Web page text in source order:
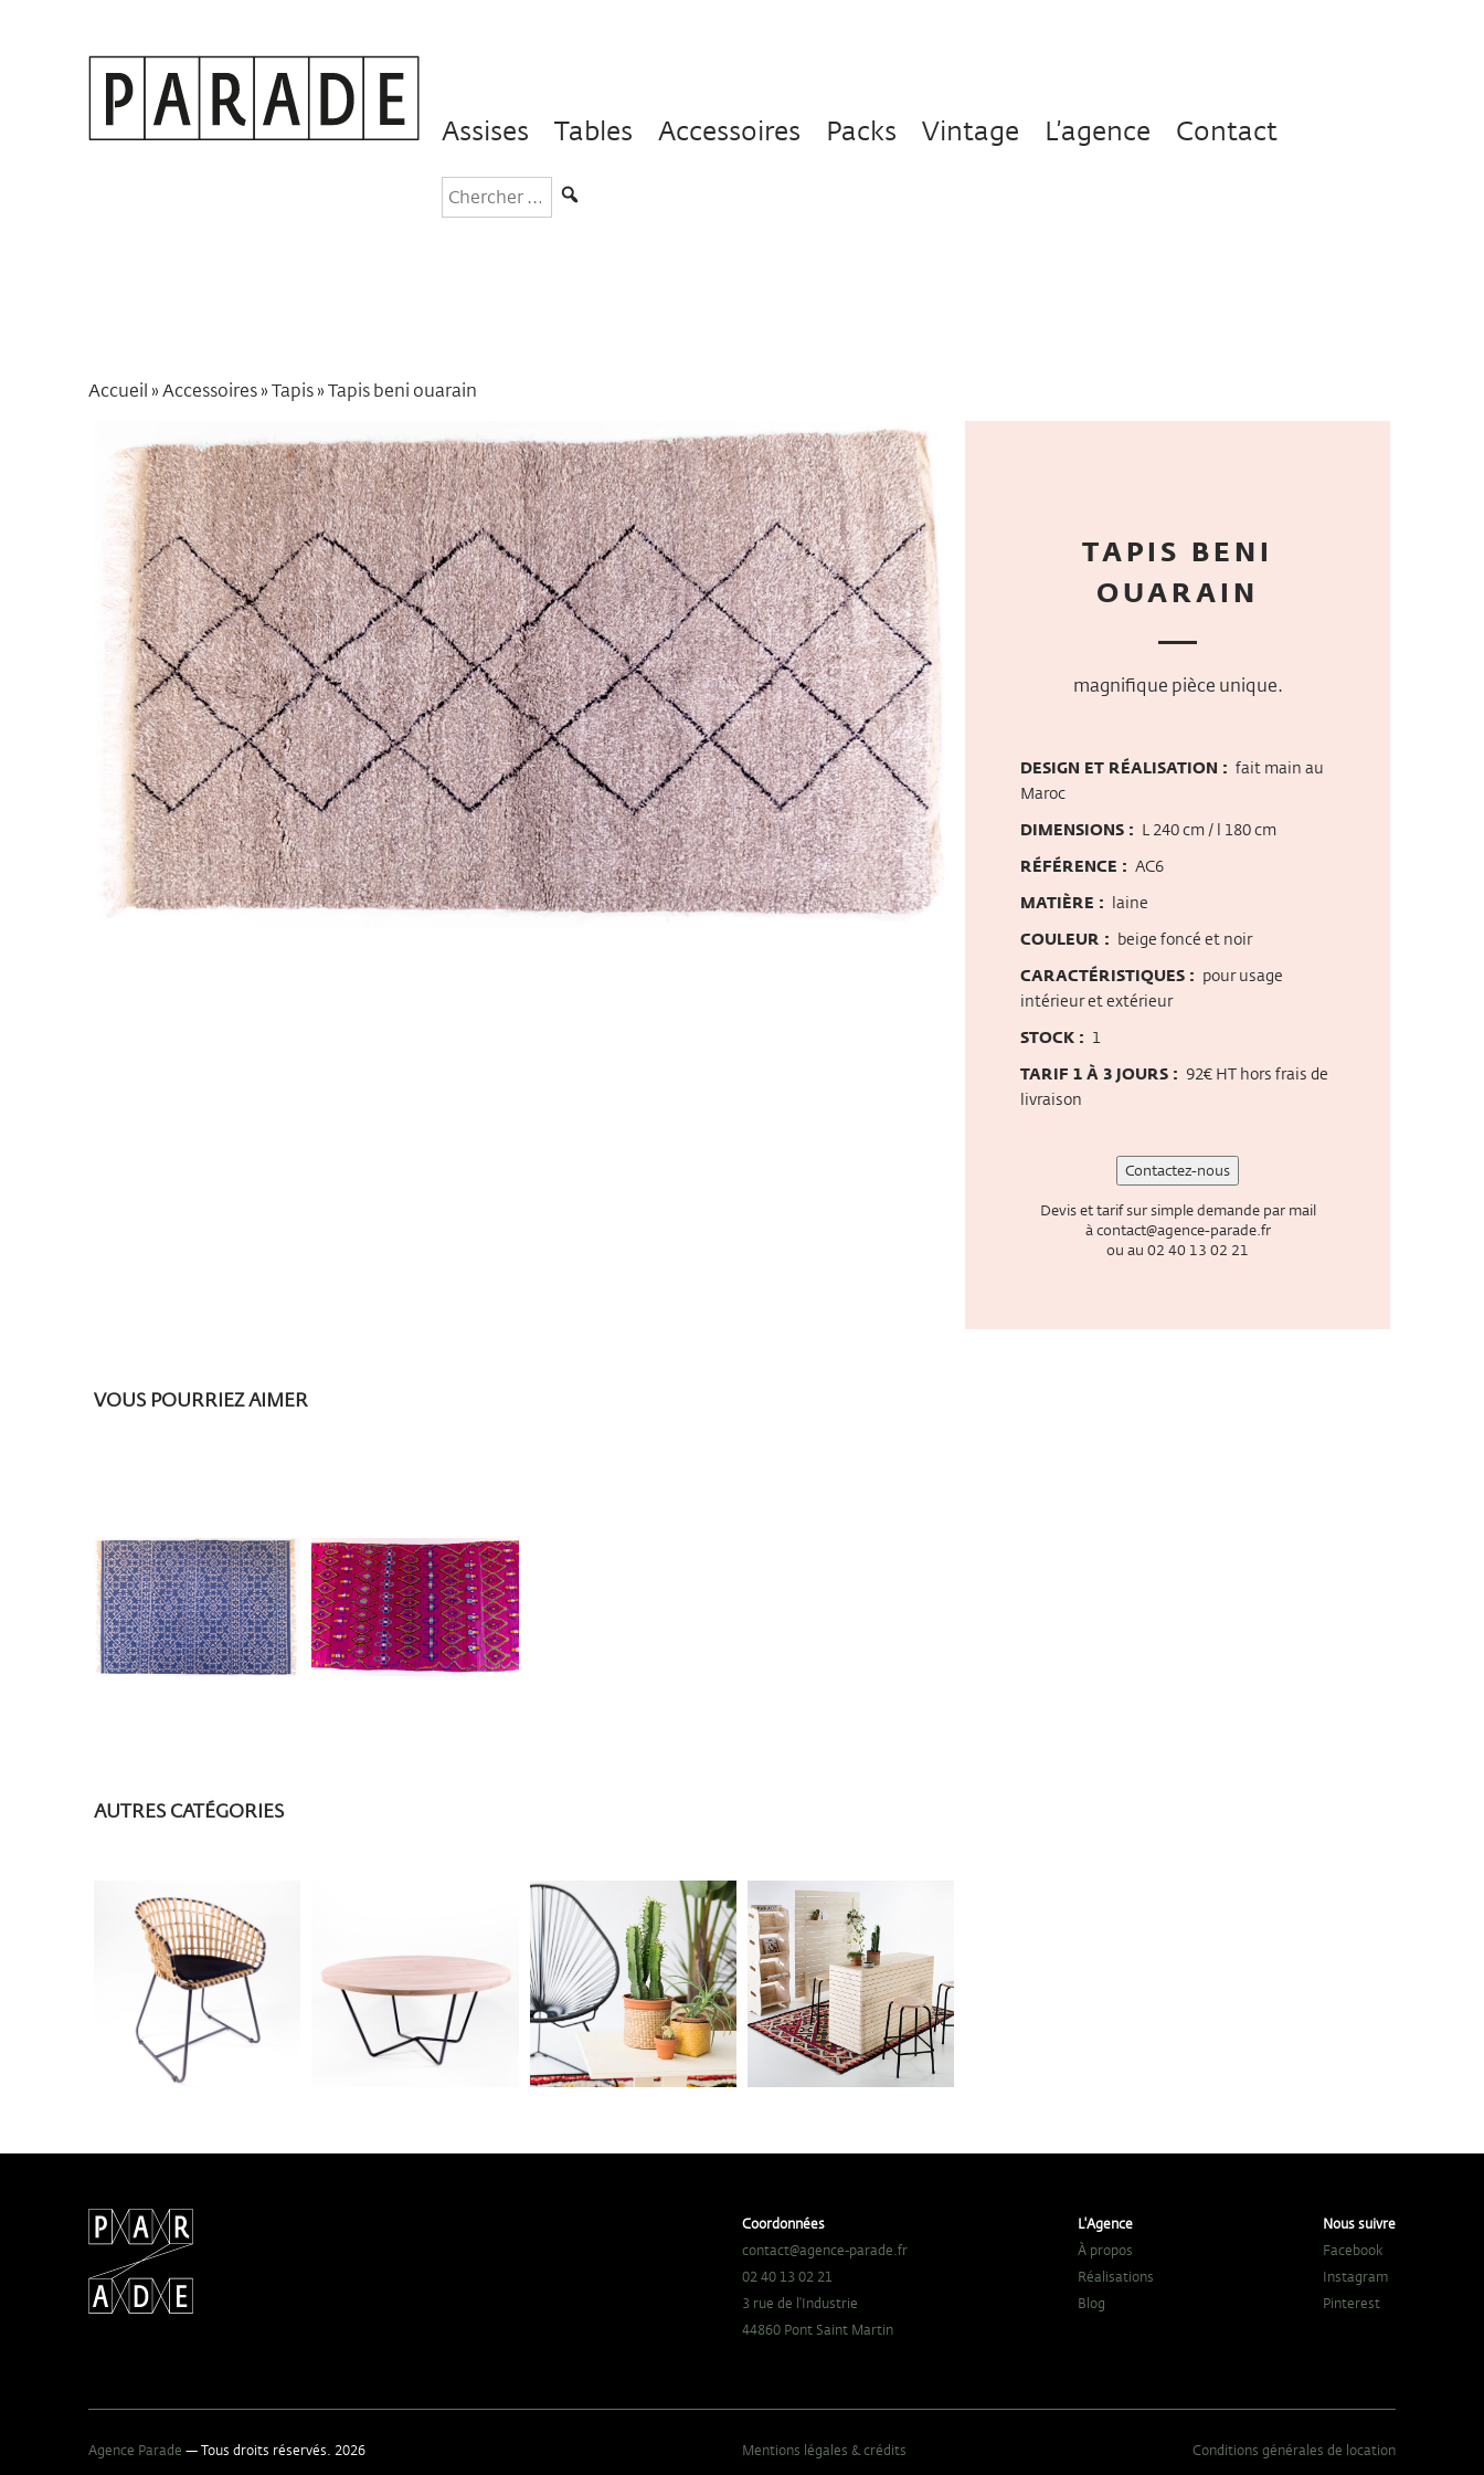
Assises Tables Accessoires Packs Vintage L’agence
Contact
Rechercher
Accueil »Accessoires»Tapis»Tapis beni ouarain
TAPIS BENI
OUARAIN
magnifique pièce unique.
DESIGN ET RÉALISATION : fait main au
Maroc
DIMENSIONS : L 240 cm / l 180 cm
RÉFÉRENCE : AC6
MATIÈRE : laine
COULEUR : beige foncé et noir
CARACTÉRISTIQUES : pour usage
intérieur et extérieur
STOCK : 1
TARIF 1 À 3 JOURS : 92€ HT hors frais de
livraison
Contactez-nous
Devis et tarif sur simple demande par mail
àcontact@agence-parade.fr
ou au02 40 13 02 21
VOUS POURRIEZ AIMER
AUTRES CATÉGORIES
Coordonnées
contact@agence-parade.fr
02 40 13 02 21
3 rue de l'Industrie
44860 Pont Saint Martin
L'Agence
À propos
Réalisations
Blog
Nous suivre
Facebook
Instagram
Pinterest
Mentions légales & crédits Conditions générales de location
Agence Parade — Tous droits réservés. 2026